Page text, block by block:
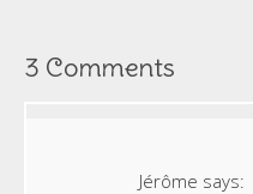
3 Comments
Jérôme says: